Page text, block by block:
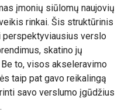
įmonių siūlomų naujovių
rinkai. Šis struktūrinis
verslo
skatino jų
to, visos akseleravimo
taip pat gavo reikalingą
savo verslumo įgūdžius